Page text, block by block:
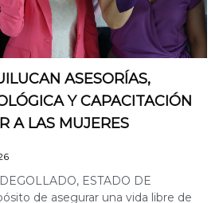
ASESORÍAS,
Y CAPACITACIÓN
A LAS MUJERES
ESTADO DE
de asegurar una vida libre de